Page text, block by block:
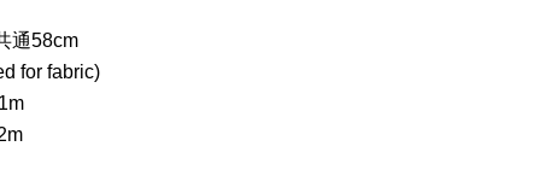
通58cm
for fabric)